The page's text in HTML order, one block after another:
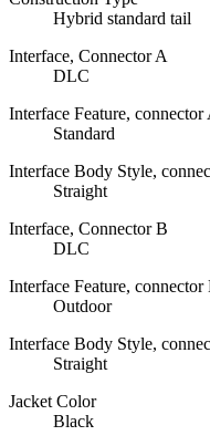
Hybrid standard tail
Interface, Connector A
DLC
Interface Feature, connector
Standard
Interface Body Style,
Straight
Interface, Connector B
DLC
Interface Feature, connector
Outdoor
Interface Body Style,
Straight
Jacket Color
Black